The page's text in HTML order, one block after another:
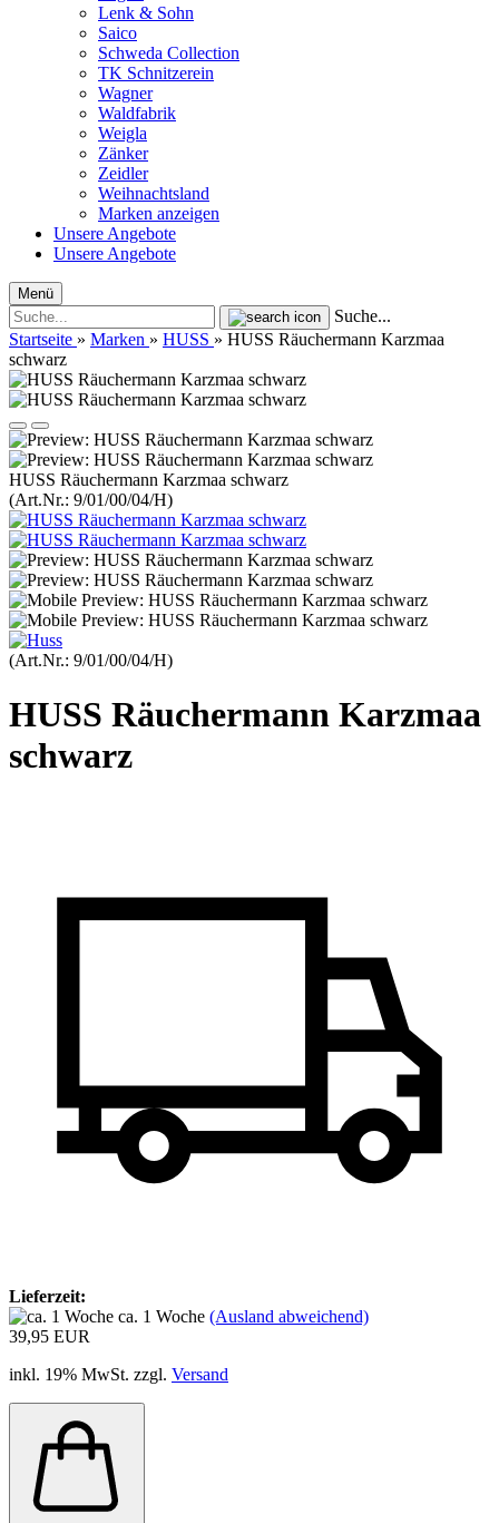
Lenk & Sohn
Saico
Schweda Collection
TK Schnitzerein
Wagner
Waldfabrik
Weigla
Zänker
Zeidler
Weihnachtsland
Marken anzeigen
Unsere Angebote
Unsere Angebote
Menü
Suche...
Startseite » Marken » HUSS » HUSS Räuchermann Karzmaa
schwarz
HUSS Räuchermann Karzmaa schwarz
(Art.Nr.: 9/01/00/04/H)
(Art.Nr.: 9/01/00/04/H)
HUSS Räuchermann Karzmaa
schwarz
Lieferzeit:
ca. 1 Woche (Ausland abweichend)
39,95 EUR
inkl. 19% MwSt. zzgl. Versand